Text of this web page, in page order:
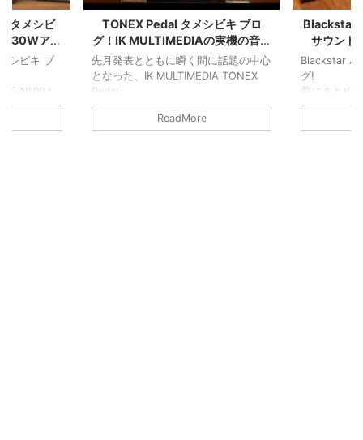
タメシビ
30Wアン
シビキ ブ
らNUXは
TONEX Pedal タメシビキ ブロ
グ！IK MULTIMEDIAの実機の音色
と機能詳細！
先月発表とともに瞬く間に話題の中心
となった、IK MULTIMEDIA TONEX
Pedal
タメシビキ ブログです！
クリーン、クランチ、ディストーショ
ReadMore
Blackstar
サウンド
Blackstar
グ!
前にまとめ
AMPED2